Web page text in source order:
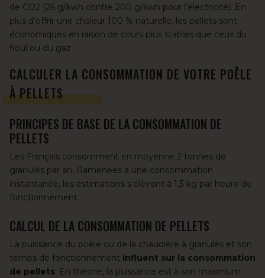
de CO2 (26 g/kwh contre 200 g/kwh pour l’électricité). En
plus d’offrir une chaleur 100 % naturelle, les pellets sont
économiques en raison de cours plus stables que ceux du
fioul ou du gaz .
CALCULER LA CONSOMMATION DE VOTRE POÊLE
À PELLETS
PRINCIPES DE BASE DE LA CONSOMMATION DE
PELLETS
Les Français consomment en moyenne 2 tonnes de
granulés par an. Ramenées à une consommation
instantanée, les estimations s’élèvent à 1,3 kg par heure de
fonctionnement.
CALCUL DE LA CONSOMMATION DE PELLETS
La puissance du poêle ou de la chaudière à granulés et son
temps de fonctionnement influent sur la consommation
de pellets. En théorie, la puissance est à son maximum